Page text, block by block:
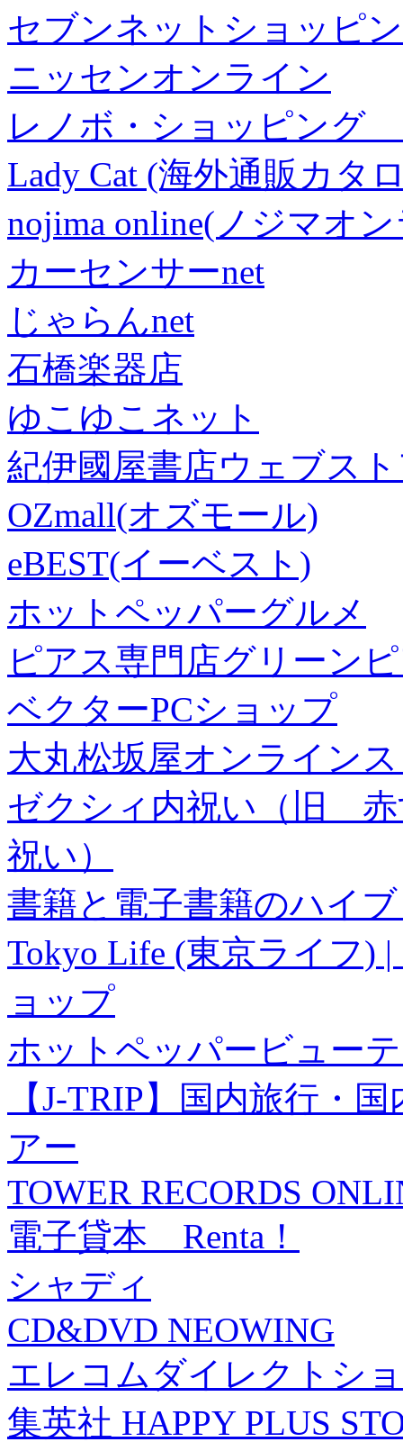
セブンネットショッピ
ニッセンオンライン
レノボ・ショッピング
Lady Cat (海外通販カタ
nojima online(ノジマオ
カーセンサーnet
じゃらんnet
石橋楽器店
ゆこゆこネット
紀伊國屋書店ウェブス
OZmall(オズモール)
eBEST(イーベスト)
ホットペッパーグルメ
ピアス専門店グリーン
ベクターPCショップ
大丸松坂屋オンライン
ゼクシィ内祝い（旧 赤
祝い）
書籍と電子書籍のハイ
Tokyo Life (東京ライフ)
ョップ
ホットペッパービュー
【J-TRIP】国内旅行・
アー
TOWER RECORDS
電子貸本 Renta！
シャディ
CD&DVD NEOWING
エレコムダイレクトシ
集英社 HAPPY PLUS